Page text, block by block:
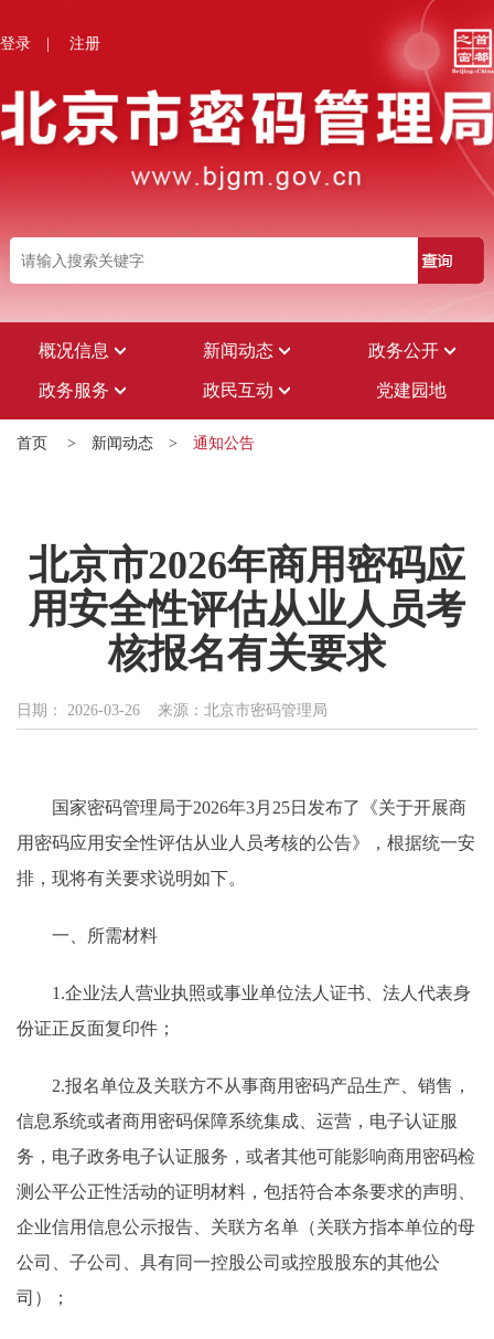
登录 注册
概况信息 新闻动态 政务公开
政务服务 政民互动 党建园地
首页 > 新闻动态 > 通知公告
北京市2026年商用密码应
用安全性评估从业人员考
核报名有关要求
日期： 2026-03-26 来源：北京市密码管理局
国家密码管理局于2026年3月25日发布了《关于开展商
用密码应用安全性评估从业人员考核的公告》，根据统一安
排，现将有关要求说明如下。
一、所需材料
1.企业法人营业执照或事业单位法人证书、法人代表身
份证正反面复印件；
2.报名单位及关联方不从事商用密码产品生产、销售，
信息系统或者商用密码保障系统集成、运营，电子认证服
务，电子政务电子认证服务，或者其他可能影响商用密码检
测公平公正性活动的证明材料，包括符合本条要求的声明、
企业信用信息公示报告、关联方名单（关联方指本单位的母
公司、子公司、具有同一控股公司或控股股东的其他公
司）；